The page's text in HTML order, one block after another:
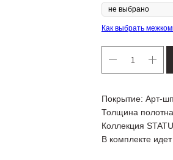
Как выбрать
Покрытие: Арт-
Толщина
Коллекция
В комплекте